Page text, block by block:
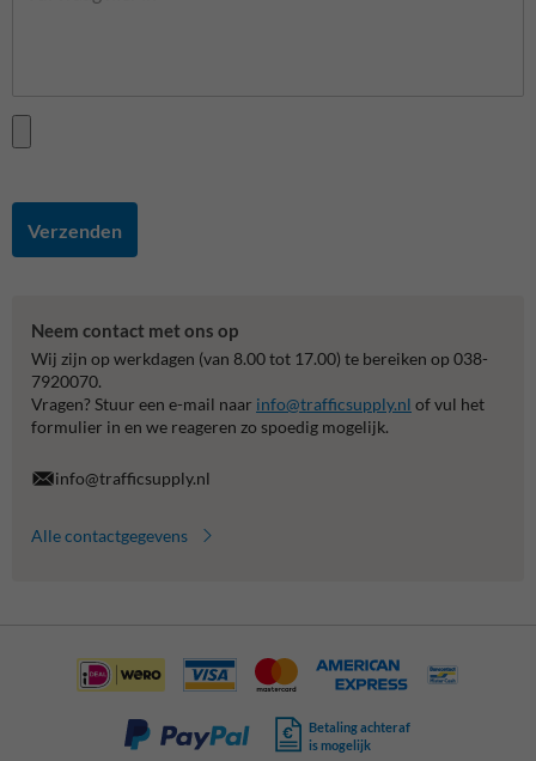
Verzenden
Neem contact met ons op
Wij zijn op werkdagen (van 8.00 tot 17.00) te bereiken op 038-
7920070.
Vragen? Stuur een e-mail naar info@trafficsupply.nl of vul het
formulier in en we reageren zo spoedig mogelijk.
info@trafficsupply.nl
Alle contactgegevens
Betaling achteraf
is mogelijk